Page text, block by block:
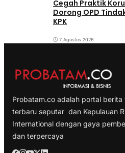
Cegah Praktik
Dorong OPD
KPK
7 Agustus 2026
Probatam.co adalah portal
terbaru seputar dan Kepulauan
International dengan gaya
dan terpercaya